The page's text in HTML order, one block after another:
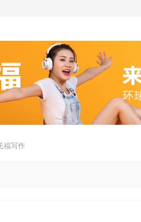
福写作